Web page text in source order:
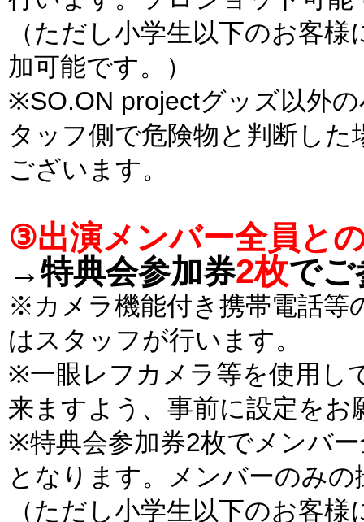
（ただし小学生以下のお客
加可能です。）
※SO.ON projectグッズ以外
タッフ側で危険物と判断し
ございます。
③出演メンバー全員と
→特典会参加券2枚でご
※カメラ機能付き携帯電話等
はスタッフが行います。
※一眼レフカメラ等を使用し
来ますよう、事前に設定をお
※特典会参加券2枚でメンバ
となります。メンバーのみ
（ただし小学生以下のお客